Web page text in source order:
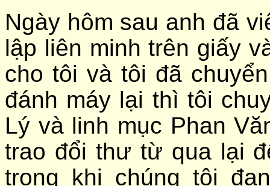
Ngày hôm sau anh đã
lập liên minh trên giấy
cho tôi và tôi đã
đánh máy lại thì tôi
Lý và linh mục Phan
trao đổi thư từ qua lại
trong khi chúng tôi